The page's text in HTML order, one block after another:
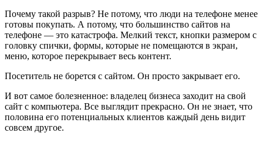
Почему такой разрыв? Не потому, что люди на телефоне менее
готовы покупать. А потому, что большинство сайтов на
телефоне — это катастрофа. Мелкий текст, кнопки размером с
головку спички, формы, которые не помещаются в экран,
меню, которое перекрывает весь контент.
Посетитель не борется с сайтом. Он просто закрывает его.
И вот самое болезненное: владелец бизнеса заходит на свой
сайт с компьютера. Все выглядит прекрасно. Он не знает, что
половина его потенциальных клиентов каждый день видит
совсем другое.